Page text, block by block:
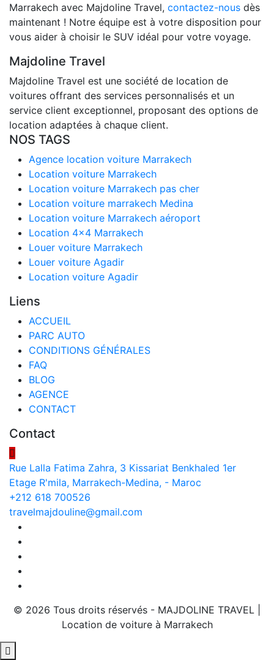
Marrakech avec Majdoline Travel, contactez-nous dès
maintenant ! Notre équipe est à votre disposition pour
vous aider à choisir le SUV idéal pour votre voyage.
Majdoline Travel
Majdoline Travel est une société de location de
voitures offrant des services personnalisés et un
service client exceptionnel, proposant des options de
location adaptées à chaque client.
NOS TAGS
Agence location voiture Marrakech
Location voiture Marrakech
Location voiture Marrakech pas cher
Location voiture marrakech Medina
Location voiture Marrakech aéroport
Location 4x4 Marrakech
Louer voiture Marrakech
Louer voiture Agadir
Location voiture Agadir
Liens
ACCUEIL
PARC AUTO
CONDITIONS GÉNÉRALES
FAQ
BLOG
AGENCE
CONTACT
Contact
Rue Lalla Fatima Zahra, 3 Kissariat Benkhaled 1er
Etage R'mila, Marrakech-Medina, - Maroc
+212 618 700526
travelmajdouline@gmail.com
© 2026 Tous droits réservés - MAJDOLINE TRAVEL |
Location de voiture à Marrakech